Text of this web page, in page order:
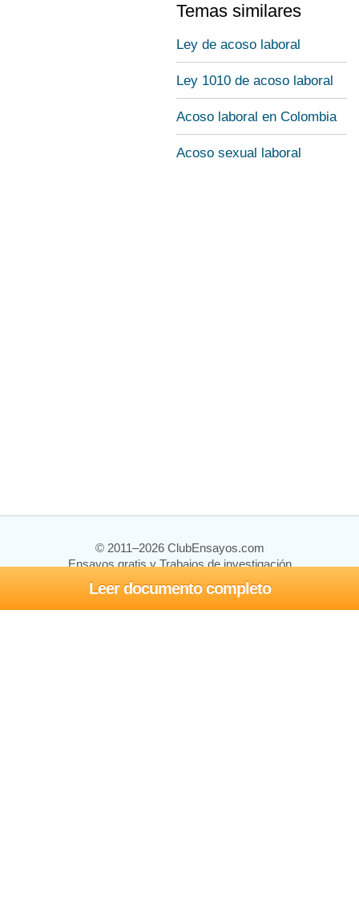
Leer documento completo
Temas similares
Ley de acoso laboral
Ley 1010 de acoso laboral
Acoso laboral en Colombia
Acoso sexual laboral
© 2011–2026 ClubEnsayos.com
Ensayos gratis y Trabajos de investigación